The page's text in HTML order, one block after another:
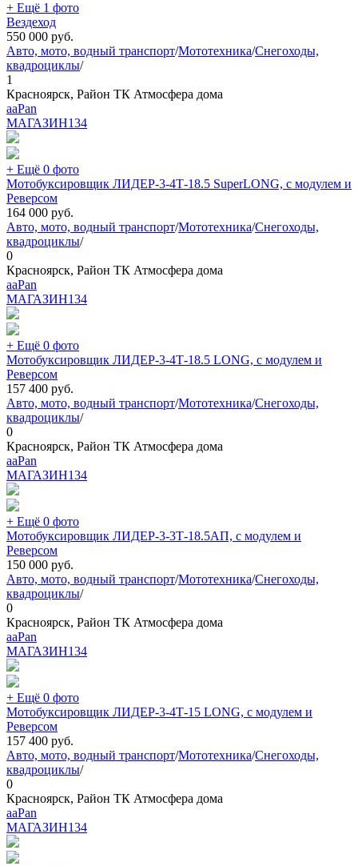
+ Ещё 1 фото
Вездеход
550 000 руб.
Авто, мото, водный транспорт/Мототехника/Снегоходы,
квадроциклы/
1
Красноярск, Район ТК Атмосфера дома
aaPan
МАГАЗИН134
+ Ещё 0 фото
Мотобуксировщик ЛИДЕР-3-4Т-18.5 SuperLONG, с модулем и
Реверсом
164 000 руб.
Авто, мото, водный транспорт/Мототехника/Снегоходы,
квадроциклы/
0
Красноярск, Район ТК Атмосфера дома
aaPan
МАГАЗИН134
+ Ещё 0 фото
Мотобуксировщик ЛИДЕР-3-4Т-18.5 LONG, с модулем и
Реверсом
157 400 руб.
Авто, мото, водный транспорт/Мототехника/Снегоходы,
квадроциклы/
0
Красноярск, Район ТК Атмосфера дома
aaPan
МАГАЗИН134
+ Ещё 0 фото
Мотобуксировщик ЛИДЕР-3-3Т-18.5АП, с модулем и
Реверсом
150 000 руб.
Авто, мото, водный транспорт/Мототехника/Снегоходы,
квадроциклы/
0
Красноярск, Район ТК Атмосфера дома
aaPan
МАГАЗИН134
+ Ещё 0 фото
Мотобуксировщик ЛИДЕР-3-4Т-15 LONG, с модулем и
Реверсом
157 400 руб.
Авто, мото, водный транспорт/Мототехника/Снегоходы,
квадроциклы/
0
Красноярск, Район ТК Атмосфера дома
aaPan
МАГАЗИН134